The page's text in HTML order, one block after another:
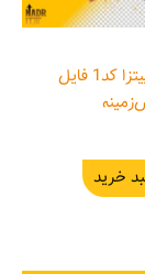
دانلود تصویر پیتزا کد1 فایل
خرید